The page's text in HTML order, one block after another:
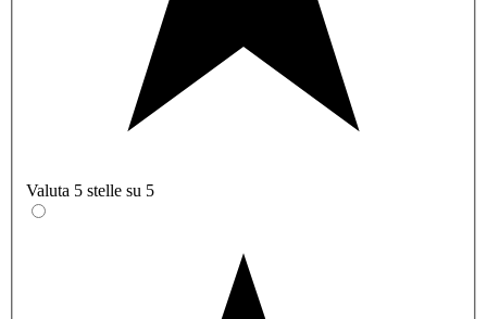
Valuta 5 stelle su 5